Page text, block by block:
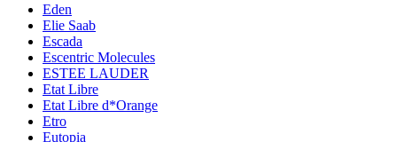
Eden
Elie Saab
Escada
Escentric Molecules
ESTEE LAUDER
Etat Libre
Etat Libre d*Orange
Etro
Eutopia